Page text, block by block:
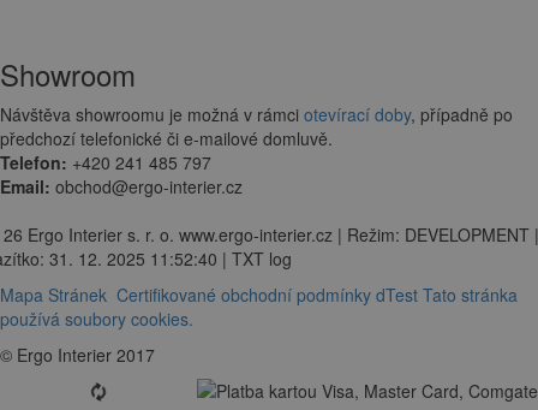
Showroom
Návštěva showroomu je možná v rámci otevírací doby, případně po
předchozí telefonické či e-mailové domluvě.
Telefon: +420 241 485 797
Email: obchod@ergo-interier.cz
Ergo Interier s. r. o. www.ergo-interier.cz | Režim: DEVELOPMENT |
31. 12. 2025 11:52:40 | TXT log
Mapa Stránek Certifikované obchodní podmínky dTest Tato stránka
používá soubory cookies.
© Ergo Interier 2017